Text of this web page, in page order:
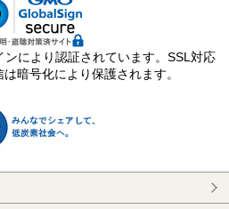
ンにより認証されています。SSL対応
暗号化により保護されます。